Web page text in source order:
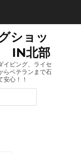
ショッ
IN北部
イビング、ライセ
らベテランまで石
心！！